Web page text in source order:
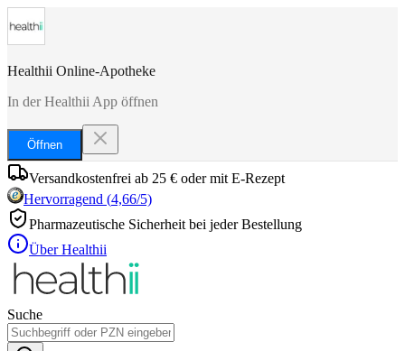
Healthii Online-Apotheke
In der Healthii App öffnen
Öffnen
Versandkostenfrei ab 25 € oder mit E-Rezept
Hervorragend (4,66/5)
Pharmazeutische Sicherheit bei jeder Bestellung
Über Healthii
Suche